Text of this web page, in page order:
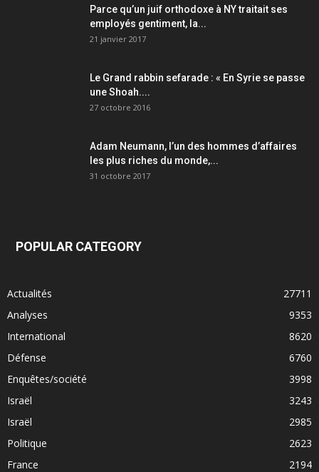
Parce qu’un juif orthodoxe à NY traitait ses
employés gentiment, la...
21 janvier 2017
Le Grand rabbin sefarade : « En Syrie se passe
une Shoah....
27 octobre 2016
Adam Neumann, l’un des hommes d’affaires
les plus riches du monde,...
31 octobre 2017
POPULAR CATEGORY
Actualités
27711
Analyses
9353
International
8620
Défense
6760
Enquêtes/société
3998
Israël
3243
Israël
2985
Politique
2623
France
2194